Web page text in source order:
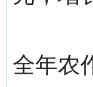
全年农